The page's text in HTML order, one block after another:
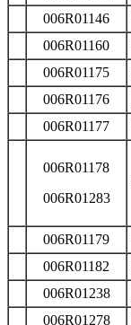
006R01146
006R01160
006R01175
006R01176
006R01177
006R01178
006R01283
006R01179
006R01182
006R01238
006R01278